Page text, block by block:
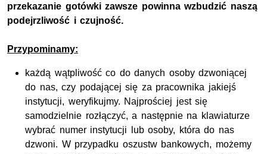
przekazanie gotówki zawsze powinna wzbudzić naszą
podejrzliwość i czujność.
Przypominamy:
każdą wątpliwość co do danych osoby dzwoniącej
do nas, czy podającej się za pracownika jakiejś
instytucji, weryfikujmy. Najprościej jest się
samodzielnie rozłączyć, a następnie na klawiaturze
wybrać numer instytucji lub osoby, która do nas
dzwoni. W przypadku oszustw bankowych, możemy